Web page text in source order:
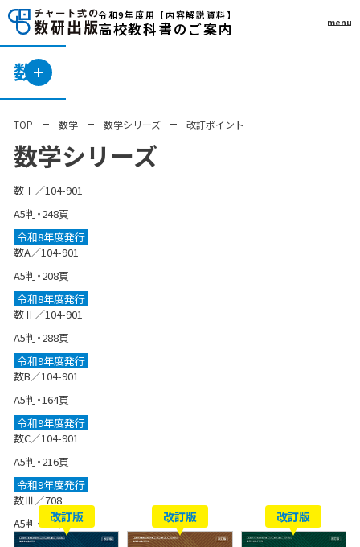
令和9年度用 【内容解説資料】
高校教科書のご案内 menu
数学
TOP 数学 数学シリーズ 改訂ポイント
数学シリーズ
数Ⅰ／104-901
A5判・248頁
令和8年度発行
数A／104-901
A5判・208頁
令和8年度発行
数Ⅱ／104-901
A5判・288頁
令和9年度発行
数B／104-901
A5判・164頁
令和9年度発行
数C／104-901
A5判・216頁
令和9年度発行
数Ⅲ／708
A5判・244頁
改訂版 改訂版 改訂版